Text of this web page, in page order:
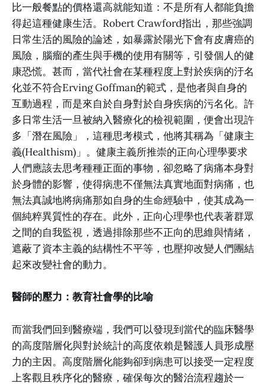
比一般餐點的價格還高就能知道：不是所有人都能負擔
得起這種健康生活。Robert Crawford指出，那些強調
日常生活的風險的論述，如暴露於陽光下會有皮膚癌的
風險，腦瘤的產生與手機的使用有關等，引發個人的健
康恐慌。甚而，當代社會在某種程度上對於疾病的汙名
化並不符合Erving Goffman的範式，是他者與自身的
互動過程，而是來自於自身對於自身疾病的污名化。許
多日常生活一旦被納入醫療化的檢視範圍，便會出現許
多「潛在風險」，這種思考模式，他將其稱為「健康主
義(Healthism)」。健康主義所推崇的正向心理學要求
人們應該去思考種種正面的事物，卻忽略了病痛本身對
於身體的影響，使得病患不僅無法真實地面對病痛，也
無法真誠地將病痛那如自身的生命經驗中，使其成為一
個純粹異質性的存在。此外，正向心理學也代表著群眾
之間的自我監視，透過排除那些不正向的思維與情緒，
遮蔽了資本主義的結構性不平等，也壓抑改變人們團結
起來改變社會的動力。
醫師的壓力：教育社會學的比喻
而當我們回到醫療端，我們可以發現到當代的臨床醫學
的高度階層化與對於統計的高度依賴是醫護人員形成壓
力的主因。高度階層化能夠卻到病患可以接受一定程度
上客觀且秩序化的醫療，確保每次的醫治流程趨於一